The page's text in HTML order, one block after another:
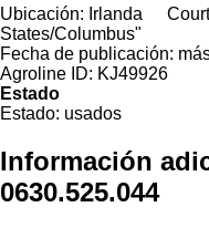
Ubicación: Irlanda
States/Columbus"
Fecha de publicación:
Agroline ID: KJ49926
Estado
Estado: usados
Información
0630.525.044